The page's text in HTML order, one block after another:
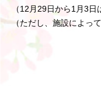
（12月29日から1月3日
（ただし、施設によっ